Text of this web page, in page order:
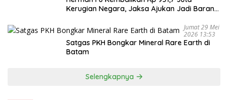
Kerugian Negara, Jaksa Ajukan Jadi Barang
Jumat 29 Mei
2026 13:53
Satgas PKH Bongkar Mineral Rare Earth di
Selengkapnya